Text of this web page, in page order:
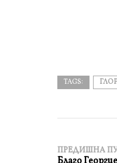
TAGS:
ПРЕДИШНА